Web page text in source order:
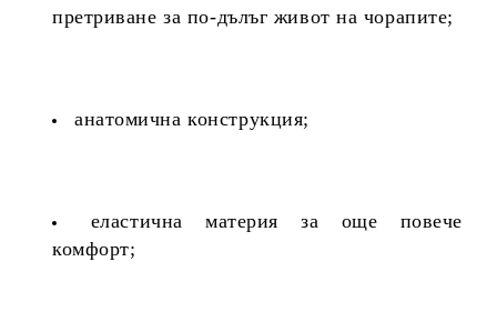
претриване за по-дълъг живот на чорапите;
анатомична конструкция;
еластична материя за още повече
комфорт;